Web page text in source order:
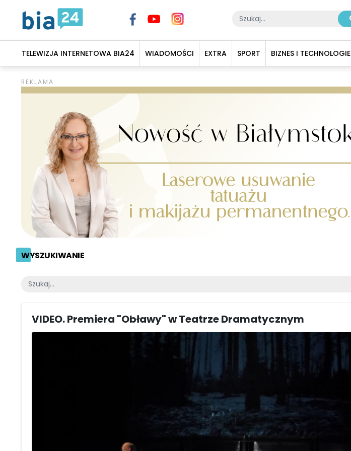
TELEWIZJA INTERNETOWA BIA24 WIADOMOŚCI EXTRA SPORT BIZNES I TECHNOLOGIE
WYSZUKIWANIE
VIDEO. Premiera "Obławy" w Teatrze Dramatycznym